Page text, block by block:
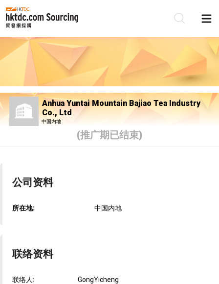
Anhua Yuntai Mountain Bajiao Tea Industry
Co., Ltd
中国内地
(推广期已结束)
公司资料
所在地: 中国内地
联络资料
联络人: GongYicheng